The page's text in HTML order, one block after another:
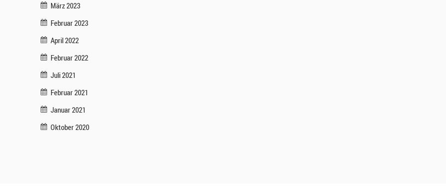
März 2023
Februar 2023
April 2022
Februar 2022
Juli 2021
Februar 2021
Januar 2021
Oktober 2020